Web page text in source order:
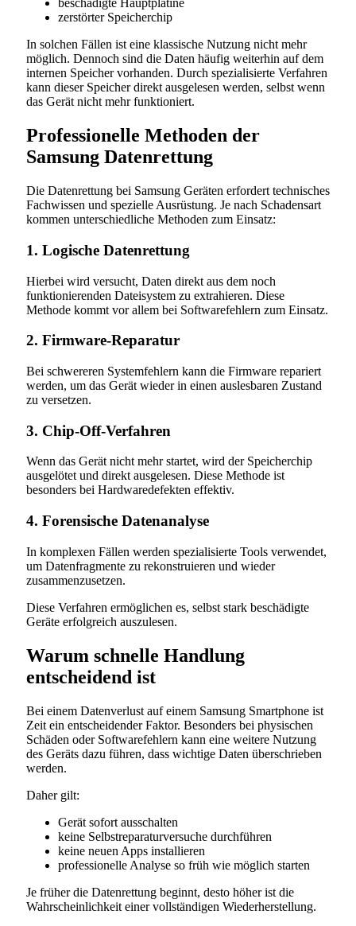
beschädigte Hauptplatine
zerstörter Speicherchip
In solchen Fällen ist eine klassische Nutzung nicht mehr
möglich. Dennoch sind die Daten häufig weiterhin auf dem
internen Speicher vorhanden. Durch spezialisierte Verfahren
kann dieser Speicher direkt ausgelesen werden, selbst wenn
das Gerät nicht mehr funktioniert.
Professionelle Methoden der
Samsung Datenrettung
Die Datenrettung bei Samsung Geräten erfordert technisches
Fachwissen und spezielle Ausrüstung. Je nach Schadensart
kommen unterschiedliche Methoden zum Einsatz:
1. Logische Datenrettung
Hierbei wird versucht, Daten direkt aus dem noch
funktionierenden Dateisystem zu extrahieren. Diese
Methode kommt vor allem bei Softwarefehlern zum Einsatz.
2. Firmware-Reparatur
Bei schwereren Systemfehlern kann die Firmware repariert
werden, um das Gerät wieder in einen auslesbaren Zustand
zu versetzen.
3. Chip-Off-Verfahren
Wenn das Gerät nicht mehr startet, wird der Speicherchip
ausgelötet und direkt ausgelesen. Diese Methode ist
besonders bei Hardwaredefekten effektiv.
4. Forensische Datenanalyse
In komplexen Fällen werden spezialisierte Tools verwendet,
um Datenfragmente zu rekonstruieren und wieder
zusammenzusetzen.
Diese Verfahren ermöglichen es, selbst stark beschädigte
Geräte erfolgreich auszulesen.
Warum schnelle Handlung
entscheidend ist
Bei einem Datenverlust auf einem Samsung Smartphone ist
Zeit ein entscheidender Faktor. Besonders bei physischen
Schäden oder Softwarefehlern kann eine weitere Nutzung
des Geräts dazu führen, dass wichtige Daten überschrieben
werden.
Daher gilt:
Gerät sofort ausschalten
keine Selbstreparaturversuche durchführen
keine neuen Apps installieren
professionelle Analyse so früh wie möglich starten
Je früher die Datenrettung beginnt, desto höher ist die
Wahrscheinlichkeit einer vollständigen Wiederherstellung.